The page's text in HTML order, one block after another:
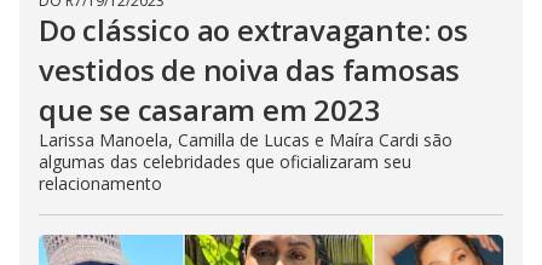
Do clássico ao extravagante: os
vestidos de noiva das famosas
que se casaram em 2023
Larissa Manoela, Camilla de Lucas e Maíra Cardi são
algumas das celebridades que oficializaram seu
relacionamento